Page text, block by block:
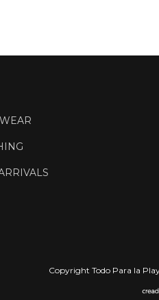
Copyright Todo Para la